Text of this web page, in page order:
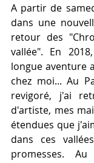
A partir de
dans une
retour des
vallée". En
longue aventure
chez moi... Au
revigoré, j'ai
d'artiste, mes
étendues que
dans ces
promesses.